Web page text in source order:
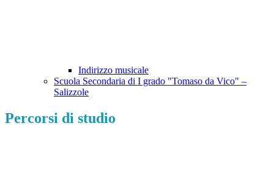
Indirizzo musicale
Scuola Secondaria di I grado "Tomaso da Vico" –
Salizzole
Percorsi di studio